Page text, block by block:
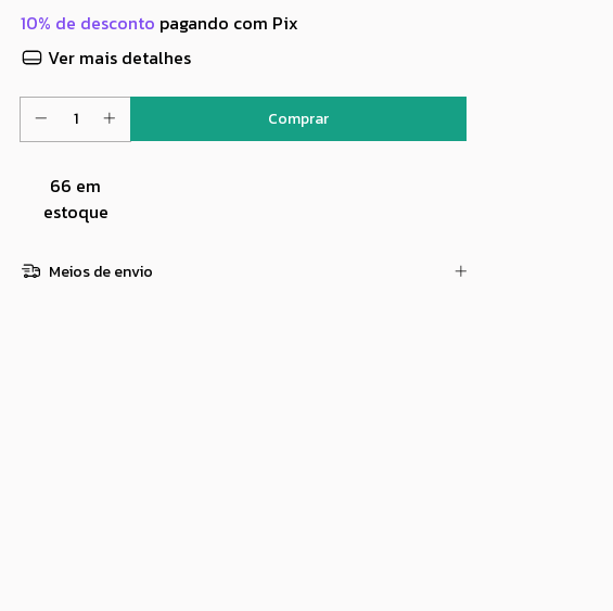
10% de desconto pagando com Pix
Ver mais detalhes
66 em
estoque
Meios de envio